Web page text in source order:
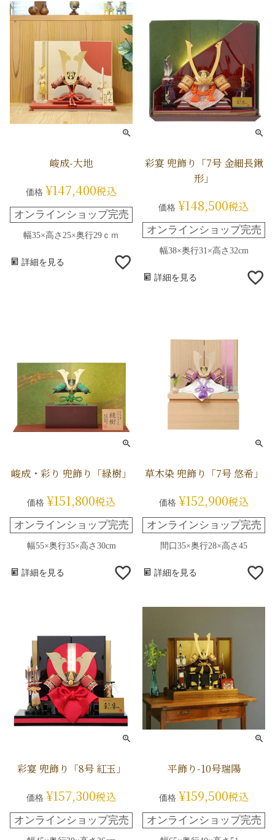
峻成-大地
価格 ¥147,400税込
オンラインショップ完売
幅35×高さ25×奥行29ｃｍ
詳細を見る
彩宴 兜飾り「7号 金細長鍬
形」
価格 ¥148,500税込
オンラインショップ完売
幅38×奥行31×高さ32cm
詳細を見る
峻成・彩り 兜飾り「緑樹」
価格 ¥151,800税込
オンラインショップ完売
幅55×奥行35×高さ30cm
詳細を見る
草木染 兜飾り「7号 悠希」
価格 ¥152,900税込
オンラインショップ完売
間口35×奥行28×高さ45
詳細を見る
彩宴 兜飾り「8号 紅玉」
価格 ¥157,300税込
オンラインショップ完売
平飾り-10号瑞陽
価格 ¥159,500税込
オンラインショップ完売